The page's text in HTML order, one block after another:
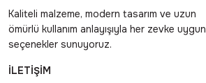
Kaliteli malzeme, modern tasarım ve uzun
ömürlü kullanım anlayışıyla her zevke uygun
seçenekler sunuyoruz.
İLETİŞİM